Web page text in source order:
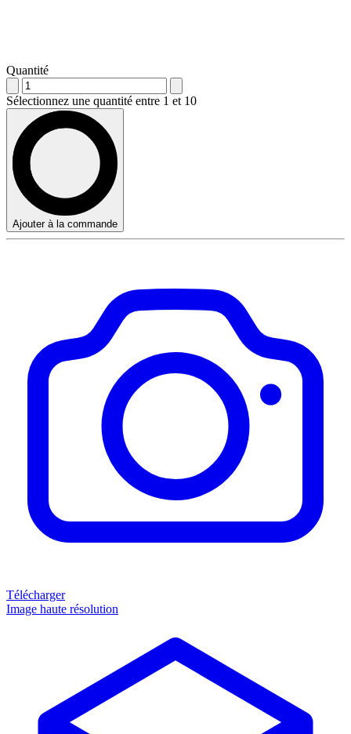
Quantité
Sélectionnez une quantité entre 1 et 10
Ajouter à la commande
Télécharger
Image haute résolution